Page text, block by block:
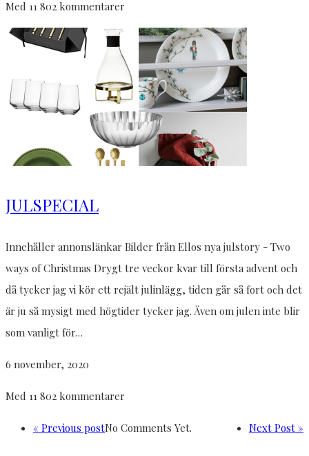
Med 11 802 kommentarer
JULSPECIAL
Innehåller annonslänkar Bilder från Ellos nya julstory - Two
ways of Christmas Drygt tre veckor kvar till första advent och
då tycker jag vi kör ett rejält julinlägg, tiden går så fort och det
är ju så mysigt med högtider tycker jag. Även om julen inte blir
som vanligt för…
6 november, 2020
Med 11 802 kommentarer
« Previous post Next Post »
No Comments Yet.